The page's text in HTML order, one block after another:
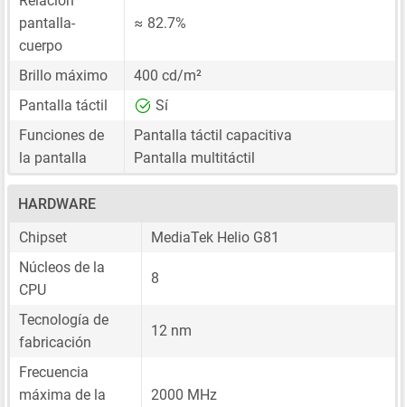
pantalla-
cuerpo
≈ 82.7%
Brillo máximo
400 cd/m²
Pantalla táctil
Sí
Funciones de
la pantalla
Pantalla táctil capacitiva
Pantalla multitáctil
HARDWARE
Chipset
MediaTek Helio G81
Núcleos de la
CPU
8
Tecnología de
fabricación
12 nm
Frecuencia
máxima de la
2000 MHz